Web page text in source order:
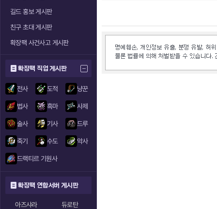
길드 홍보 게시판
친구 초대 게시판
확장팩 사건사고 게시판
확장팩 직업 게시판
전사 도적 냥꾼
법사 흑마 사제
술사 기사 드루
죽기 수도 악사
드랙티르 기원사
확장팩 연합서버 게시판
아즈샤라
듀로탄